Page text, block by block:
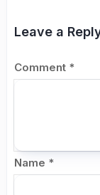
Leave a
Comment *
Name *